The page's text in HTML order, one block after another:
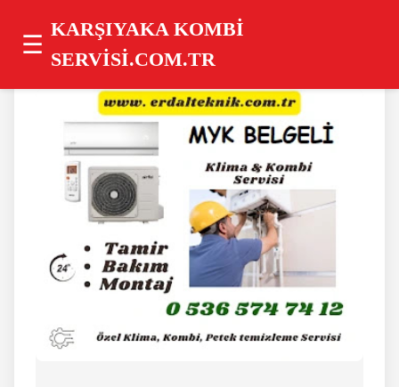
☰
KARŞIYAKA KOMBİ
SERVİSİ.COM.TR